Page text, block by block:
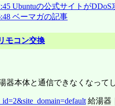
Ubuntuの公式サイトが
ベーマガの記事
モコン交換
器本体と通信できなくなって
給湯器